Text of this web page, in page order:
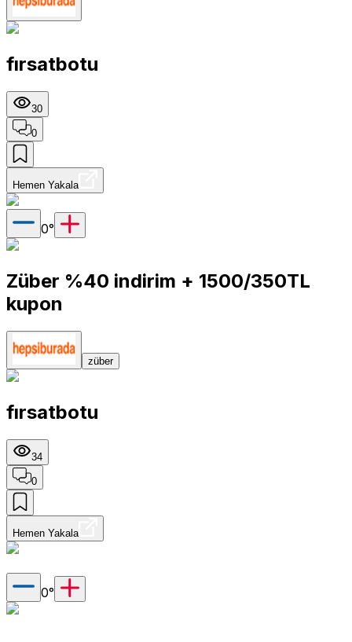
fırsatbotu
30
0
Hemen Yakala
0°
Züber %40 indirim + 1500/350TL
kupon
züber
fırsatbotu
34
0
Hemen Yakala
0°